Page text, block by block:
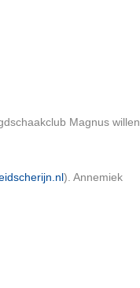
Magnus willen
). Annemiek